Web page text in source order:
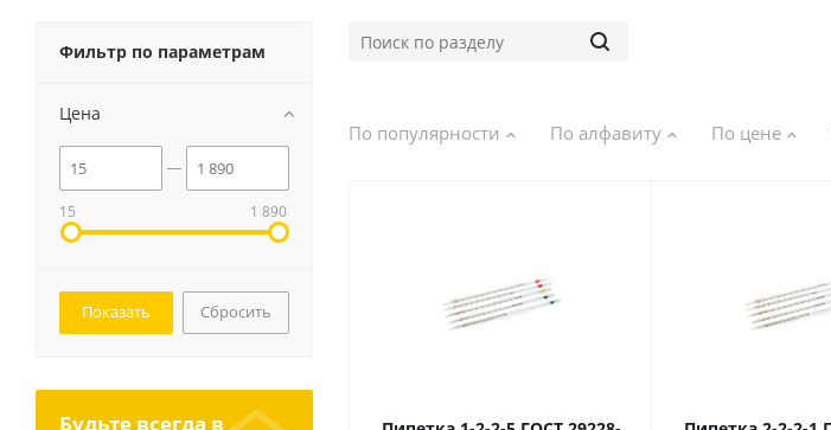
По популярности По алфавиту По цене
Фильтр по параметрам
Цена
15 1 890
Сбросить
Будьте всегда в